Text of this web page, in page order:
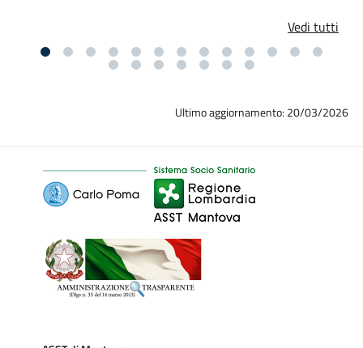
Vedi tutti
Ultimo aggiornamento: 20/03/2026